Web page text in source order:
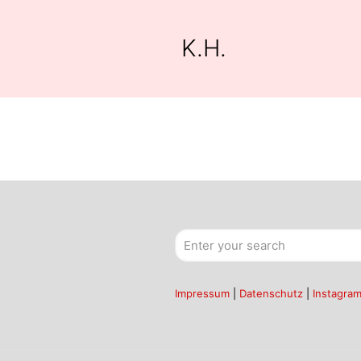
K.H.
Impressum Datenschutz Instagram